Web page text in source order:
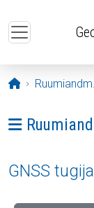
Avaleht
Ruumiandmed
Ava menüü:
GNSS